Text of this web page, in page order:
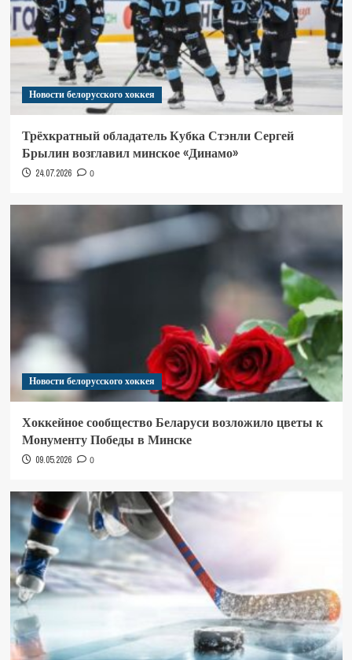
Новости белорусского хоккея
Трёхкратный обладатель Кубка Стэнли Сергей
Брылин возглавил минское «Динамо»
24.07.2026 0
Новости белорусского хоккея
Хоккейное сообщество Беларуси возложило цветы к
Монументу Победы в Минске
09.05.2026 0